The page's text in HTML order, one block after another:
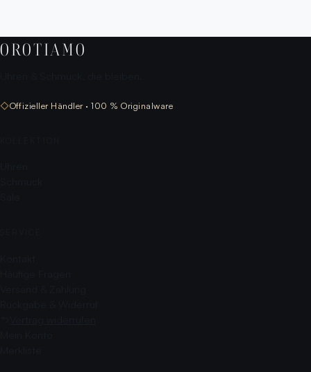
OROTIAMO
◇Offizieller Händler · 100 % Originalware